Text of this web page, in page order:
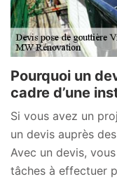
Pourquoi un
cadre d’une
Si vous avez un
un devis auprès
Avec un devis,
tâches à effectuer